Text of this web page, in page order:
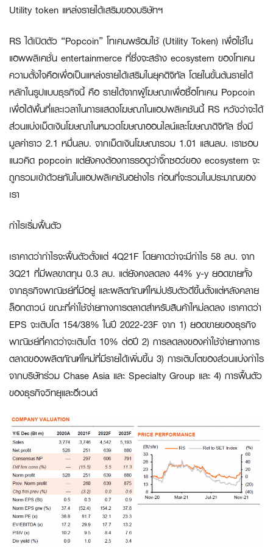
Utility token แหล่งรายได้เสริมของบริษัทฯ
RS ได้เปิดตัว “Popcoin” โทเคนพร้อมใช้ (Utility Token) เพื่อใช้ใน
แอพพลิเคชั่น entertainmerce ที่ซึ่งจะสร้าง ecosystem ของโทเคน
ความตั้งใจคือเพื่อเป็นแหล่งรายได้เสริมในยุคดิจิทัล โดยในขั้นต้นรายได้
หลักในรูปแบบธุรกิจนี้ คือ รายได้จากผู้โฆษณาเพื่อซื้อโทเคน Popcoin
เพื่อได้พื้นที่และเวลาในการแสดงโฆษณาในแอปพลิเคชันนี้ RS หวังว่าจะได้
ส่วนแบ่งเม็ดเงินโฆษณาในหมวดโฆษณาออนไลน์และโฆษณาดิจิทัล ซึ่งมี
มูลค่าราว 2.1 หมื่นลบ. จากเม็ดเงินโฆษณารวม 1.01 แสนลบ. เราชอบ
แนวคิด popcoin แต่ยังคงต้องการรอดูว่าจิ๊กซอว์ของ ecosystem จะ
ถูกรวมเข้าด้วยกันในแอปพลิเคชันอย่างไร ก่อนที่จะรวมในประมาณของ
เรา
กำไรเริ่มฟื้นตัว
เราคาดว่ากำไรจะฟื้นตัวตั้งแต่ 4Q21F โดยคาดว่าจะมีกำไร 58 ลบ. จาก
3Q21 ที่มีผลขาดทุน 0.3 ลบ. แต่ยังคงลดลง 44% y-y ยอดขายทั้ง
จากธุรกิจพาณิชย์ที่มีอยู่ และผลิตภัณฑ์ใหม่ปรับตัวดีขึ้นตั้งแต่หลังคลาย
ล็อกดาวน์ ขณะที่ค่าใช้จ่ายทางการตลาดสำหรับสินค้าใหม่ลดลง เราคาดว่า
EPS จะเติบโต 154/38% ในปี 2022-23F จาก 1) ยอดขายของธุรกิจ
พาณิชย์ที่คาดว่าจะเติบโต 10% ต่อปี 2) การลดลงของค่าใช้จ่ายทางการ
ตลาดของผลิตภัณฑ์ใหม่ที่มีรายได้เพิ่มขึ้น 3) การเติบโตของส่วนแบ่งกำไร
จากบริษัทร่วม Chase Asia และ Specialty Group และ 4) การฟื้นตัว
ของธุรกิจวิทยุและอีเวนต์